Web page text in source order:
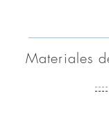
Materiales